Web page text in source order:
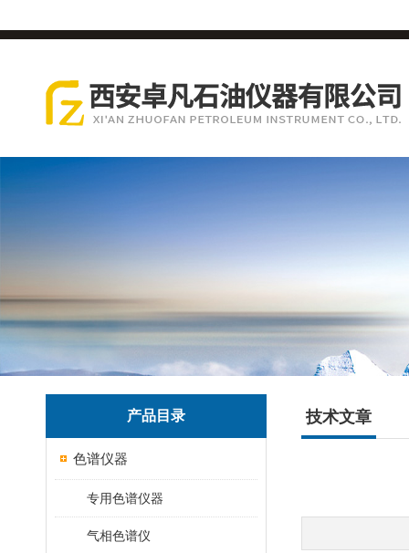
产品目录
色谱仪器
专用色谱仪器
气相色谱仪
技术文章